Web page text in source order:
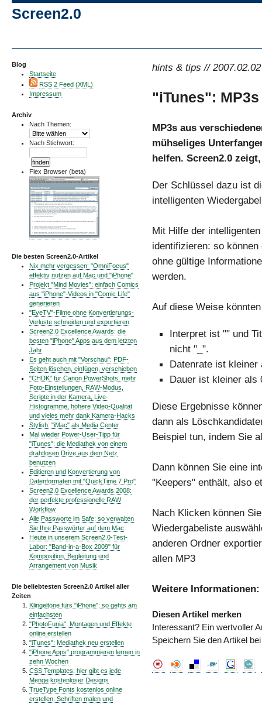
Screen2.0
Blog
Startseite
RSS 2 Feed (XML)
Impressum
Archiv
Nach Themen:
Nach Stichwort:
Flex Browser (beta)
Die besten Screen2.0-Artikel
Nix mehr vergessen: "OmniFocus"
effektiv nutzen auf Mac und "iPhone"
Projekt "Mind Movies": einfach Comics
aus "iPhone"-Videos in "Comic Life"
generieren
"EyeTV"-Filme ohne Konvertierungs-
Verluste schneiden und exportieren
Screen2.0 Excellence Awards: die
besten "iPhone" Apps aus dem letzten
Jahr
Es geht auch mit "Vorschau": PDF-
Seiten löschen, einfügen, verschieben
"CHDK" für Canon PowerShots: mehr
Foto-Einstellungen, RAW-Modus,
Scripte in der Kamera, Live-
Histogramme, höhere Video-Qualität
und vieles mehr dank Kamera-Hacks
Stylish: "iMac" als Media Center
Mal wieder Power-User-Tipp für
"iTunes": die Mediathek von einem
drahtlosen Drive aus dem Netz
benutzen
Editieren und Konvertierung von
Datenformaten mit "QuickTime 7 Pro"
Screen2.0 Excellence Awards 2008:
der perfekte professionelle RAW
Workflow
Alle Passworte im Safe: so verwalten
Sie Ihre Passwörter auf dem Mac
Heute in unserem Screen2.0-Test-
Labor: "Band-in-a-Box 2009" für
Komposition, Begleitung und
Arrangement von Musik
Die beliebtesten Screen2.0 Artikel aller
Zeiten
Klingeltöne fürs "iPhone": so gehts am
einfachsten
"PhotoFunia": Montagen und Effekte
online erstellen
"iTunes": Mediathek neu erstellen
"iPhone Apps" programmieren lernen in
zehn Wochen
CSS Templates: hier gibt es jede
Menge kostenloser Designs
TrueType Fonts kostenlos online
erstellen: Schriften malen und
hints & tips //
"iTunes":
MP3s aus
mühseliges
helfen. Screen2.0
Der Schlüssel dazu ist
intelligenten
Mit Hilfe der
identifizieren: so
ohne gültige
werden.
Auf diese Weise
Interpret ist "" und
nicht "_".
Datenrate ist kleiner
Dauer ist kleiner als
Diese Ergebnisse
dann als
Beispiel tun, indem Sie
Dann können Sie eine
"Keepers" enthält, also
Nach Klicken können
Wiedergabeliste
anderen Ordner
allen MP3
Weitere Informationen:
Diesen Artikel merken
Interessant? Ein wertvoller
Speichern Sie den Artikel